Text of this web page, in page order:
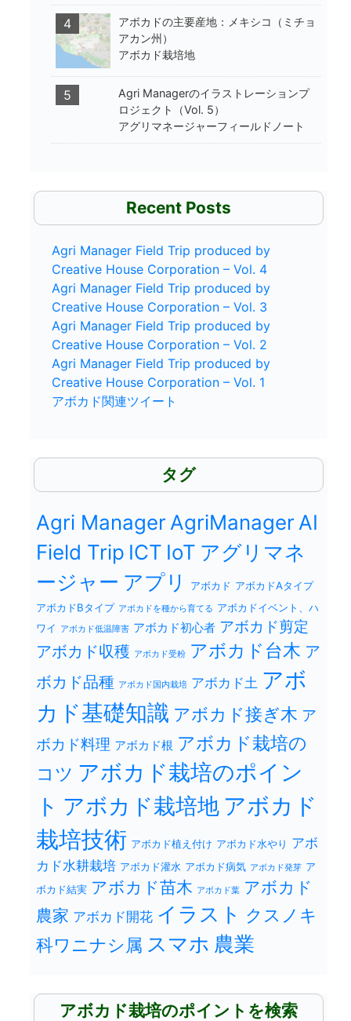
4
アボカドの主要産地：メキシコ（ミチョ
アカン州）
アボカド栽培地
5
Agri Managerのイラストレーションプ
ロジェクト（Vol. 5）
アグリマネージャーフィールドノート
Recent Posts
Agri Manager Field Trip produced by
Creative House Corporation – Vol. 4
Agri Manager Field Trip produced by
Creative House Corporation – Vol. 3
Agri Manager Field Trip produced by
Creative House Corporation – Vol. 2
Agri Manager Field Trip produced by
Creative House Corporation – Vol. 1
アボカド関連ツイート
タグ
Agri Manager AgriManager AI
Field Trip ICT IoT アグリマネ
ージャー アプリ アボカド アボカドAタイプ
アボカドBタイプ アボカドを種から育てる アボカドイベント、ハ
ワイ
アボカド低温障害 アボカド初心者 アボカド剪定
アボカド収穫 アボカド受粉 アボカド台木 ア
ボカド品種 アボカド国内栽培 アボカド土 アボ
カド基礎知識 アボカド接ぎ木 ア
ボカド料理 アボカド根 アボカド栽培の
コツ アボカド栽培のポイン
ト アボカド栽培地 アボカド
栽培技術 アボカド植え付け アボカド水やり アボ
カド水耕栽培 アボカド灌水 アボカド病気 アボカド発芽 ア
ボカド結実 アボカド苗木 アボカド葉 アボカド
農家 アボカド開花 イラスト クスノキ
科ワニナシ属 スマホ 農業
アボカド栽培のポイントを検索